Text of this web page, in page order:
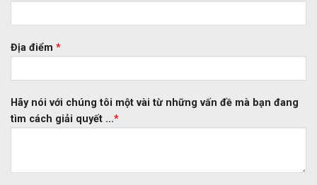
Địa điểm *
Hãy nói với chúng tôi một vài từ những vấn đề mà bạn đang
tìm cách giải quyết ...*